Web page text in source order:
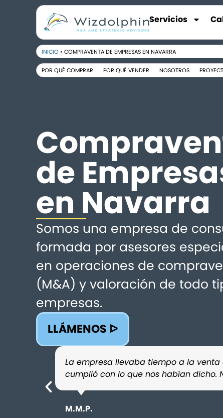
Servicios
INICIO • COMPRAVENTA DE EMPRESAS EN NAVARRA
POR QUÉ COMPRAR POR QUÉ VENDER NOSOTROS
de
en Navarra
Somos una empresa de
formada por asesores
en operaciones de
(M&A) y valoración de todo
empresas.
LLÁMENOS ᐅ
La empresa llevaba tiempo a la
cumplió con lo que nos habían dicho.
M.M.P.